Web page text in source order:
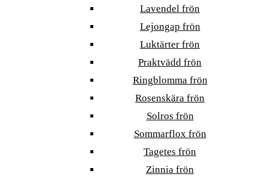
Lavendel frön
Lejongap frön
Luktärter frön
Praktvädd frön
Ringblomma frön
Rosenskära frön
Solros frön
Sommarflox frön
Tagetes frön
Zinnia frön